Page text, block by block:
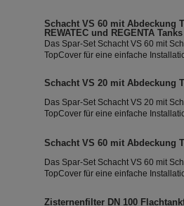
Schacht VS 60 mit Abdeckung
REWATEC und REGENTA Tanks
Das Spar-Set Schacht VS 60 mit
TopCover für eine einfache
Schacht VS 20 mit Abdeckung
Das Spar-Set Schacht VS 20 mit
TopCover für eine einfache
Schacht VS 60 mit Abdeckung
Das Spar-Set Schacht VS 60 mit
TopCover für eine einfache
Zisternenfilter DN 100